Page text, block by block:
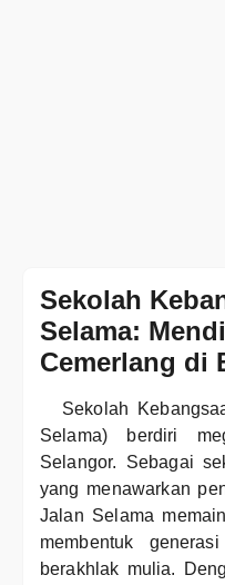
Sekolah
Selama:
Cemerlang di
Sekolah
Selama) berdiri
Selangor. Sebagai
yang menawarkan
Jalan Selama
membentuk
berakhlak mulia.